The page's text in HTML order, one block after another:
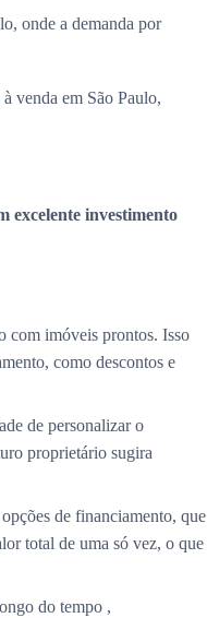
onde a demanda por
venda em São Paulo,
excelente investimento
com imóveis prontos. Isso
como descontos e
de personalizar o
proprietário sugira
de financiamento, que
total de uma só vez, o que
do tempo ,